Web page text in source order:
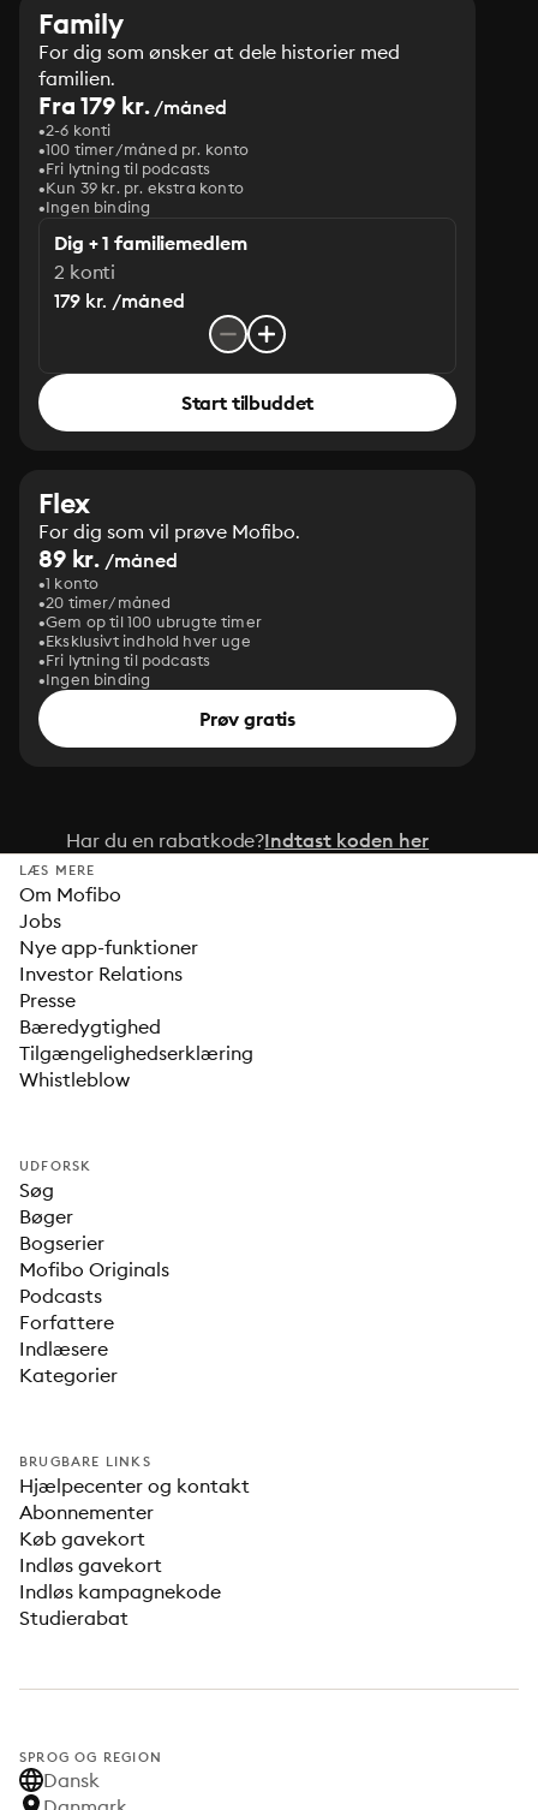
Family
For dig som ønsker at dele historier med
familien.
Fra 179 kr./måned
2-6 konti
100 timer/måned pr. konto
Fri lytning til podcasts
Kun 39 kr. pr. ekstra konto
Ingen binding
Dig + 1 familiemedlem
2 konti
179 kr. /måned
Start tilbuddet
Flex
For dig som vil prøve Mofibo.
89 kr. /måned
1 konto
20 timer/måned
Gem op til 100 ubrugte timer
Eksklusivt indhold hver uge
Fri lytning til podcasts
Ingen binding
Prøv gratis
Har du en rabatkode?Indtast koden her
LÆS MERE
Om Mofibo
Jobs
Nye app-funktioner
Investor Relations
Presse
Bæredygtighed
Tilgængelighedserklæring
Whistleblow
UDFORSK
Søg
Bøger
Bogserier
Mofibo Originals
Podcasts
Forfattere
Indlæsere
Kategorier
BRUGBARE LINKS
Hjælpecenter og kontakt
Abonnementer
Køb gavekort
Indløs gavekort
Indløs kampagnekode
Studierabat
SPROG OG REGION
Dansk